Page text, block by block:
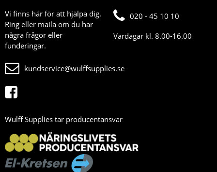
Vi finns här för att hjälpa dig.
Ring eller maila om du har
några frågor eller
funderingar.
020 - 45 10 10
Vardagar kl. 8.00-16.00
kundservice@wulffsupplies.se
Wulff Supplies tar producentansvar